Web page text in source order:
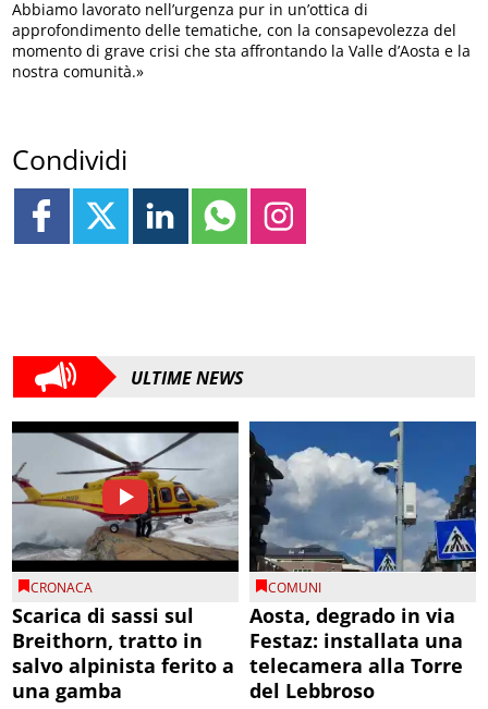
Abbiamo lavorato nell’urgenza pur in un’ottica di
approfondimento delle tematiche, con la consapevolezza del
momento di grave crisi che sta affrontando la Valle d’Aosta e la
nostra comunità.»
Condividi
ULTIME NEWS
CRONACA
Scarica di sassi sul
Breithorn, tratto in
salvo alpinista ferito a
una gamba
COMUNI
Aosta, degrado in via
Festaz: installata una
telecamera alla Torre
del Lebbroso